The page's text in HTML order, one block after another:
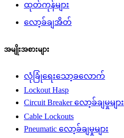
ထုတ်ကုန်များ
လော့ခ်ချအိတ်
အမျိုးအစားများ
လုံခြုံရေးသော့ခလောက်
Lockout Hasp
Circuit Breaker လော့ခ်ချမှုများ
Cable Lockouts
Pneumatic လော့ခ်ချမှုများ